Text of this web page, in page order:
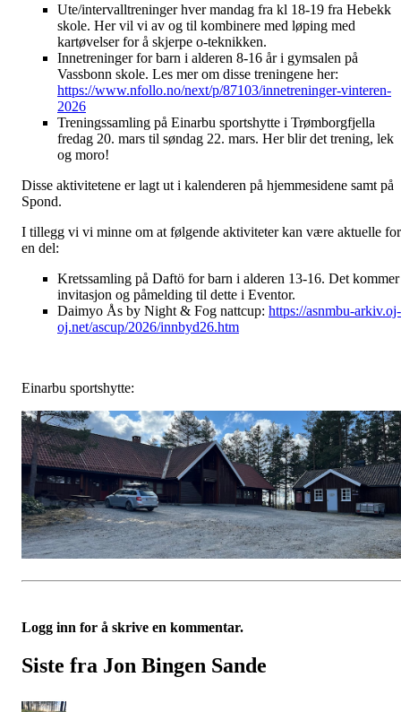
Ute/intervalltreninger hver mandag fra kl 18-19 fra Hebekk
skole. Her vil vi av og til kombinere med løping med
kartøvelser for å skjerpe o-teknikken.
Innetreninger for barn i alderen 8-16 år i gymsalen på
Vassbonn skole. Les mer om disse treningene her:
https://www.nfollo.no/next/p/87103/innetreninger-vinteren-
2026
Treningssamling på Einarbu sportshytte i Trømborgfjella
fredag 20. mars til søndag 22. mars. Her blir det trening, lek
og moro!
Disse aktivitetene er lagt ut i kalenderen på hjemmesidene samt på
Spond.
I tillegg vi vi minne om at følgende aktiviteter kan være aktuelle for
en del:
Kretssamling på Daftö for barn i alderen 13-16. Det kommer
invitasjon og påmelding til dette i Eventor.
Daimyo Ås by Night & Fog nattcup: https://asnmbu-arkiv.oj-
oj.net/ascup/2026/innbyd26.htm
Einarbu sportshytte:
Logg inn for å skrive en kommentar.
Siste fra Jon Bingen Sande